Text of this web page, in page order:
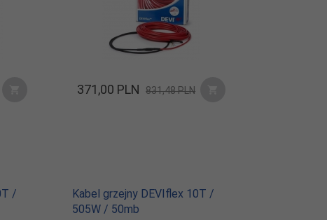
371,00 PLN 831,48 PLN
/
Kabel grzejny DEVIflex 10T /
505W / 50mb